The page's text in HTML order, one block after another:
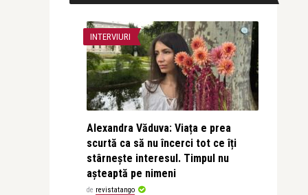
INTERVIURI
Alexandra Văduva: Viața e prea
scurtă ca să nu încerci tot ce îți
stârnește interesul. Timpul nu
așteaptă pe nimeni
de revistatango